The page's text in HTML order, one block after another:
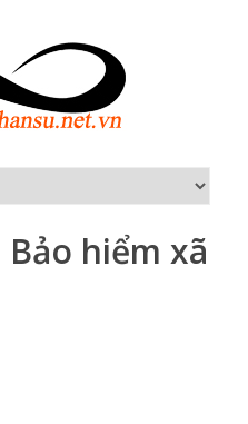
Bảo hiểm xã